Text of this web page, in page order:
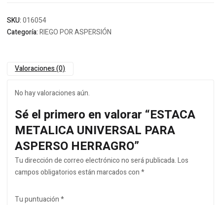
SKU:016054
Categoría:RIEGO POR ASPERSIÓN
Valoraciones (0)
No hay valoraciones aún.
Sé el primero en valorar “ESTACA
METALICA UNIVERSAL PARA
ASPERSO HERRAGRO”
Tu dirección de correo electrónico no será publicada.Los
campos obligatorios están marcados con*
Tu puntuación*